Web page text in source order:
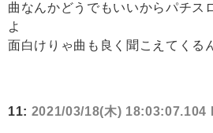
曲なんかどうでもいいからパチス
よ
面白けりゃ曲も良く聞こえてくる
11: 2021/03/18(木) 18:03:07.104